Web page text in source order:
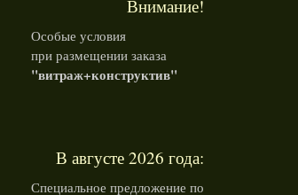
Внимание!
Особые условия
при размещении заказа
"витраж+конструктив"
В августе 2026 года:
Специальное предложение по